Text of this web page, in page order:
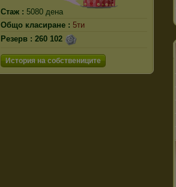
Стаж : 5080 дена
Общо класиране : 5ти
Резерв : 260 102
История на собствениците